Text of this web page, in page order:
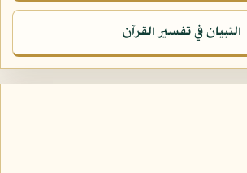
التبيان في تفسير القرآن